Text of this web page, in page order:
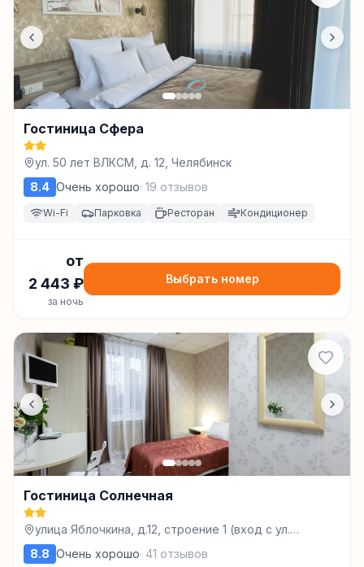
Гостиница Сфера
ул. 50 лет ВЛКСМ, д. 12, Челябинск
8.4 Очень хорошо· 19 отзывов
Wi-Fi Парковка Ресторан Кондиционер
от
2 443 ₽
за ночь
Выбрать номер
Гостиница Солнечная
улица Яблочкина, д.12, строение 1 (вход с ул.
Омской), Челябинск
8.8 Очень хорошо· 41 отзывов